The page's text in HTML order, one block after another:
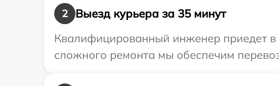
2
Выезд курьера за 35 минут
Квалифицированный инженер приедет в
сложного ремонта мы обеспечим